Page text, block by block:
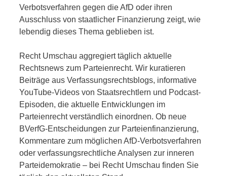
Verbotsverfahren gegen die AfD oder ihren
Ausschluss von staatlicher Finanzierung zeigt, wie
lebendig dieses Thema geblieben ist.
Recht Umschau aggregiert täglich aktuelle
Rechtsnews zum Parteienrecht. Wir kuratieren
Beiträge aus Verfassungsrechtsblogs, informative
YouTube-Videos von Staatsrechtlern und Podcast-
Episoden, die aktuelle Entwicklungen im
Parteienrecht verständlich einordnen. Ob neue
BVerfG-Entscheidungen zur Parteienfinanzierung,
Kommentare zum möglichen AfD-Verbotsverfahren
oder verfassungsrechtliche Analysen zur inneren
Parteidemokratie – bei Recht Umschau finden Sie